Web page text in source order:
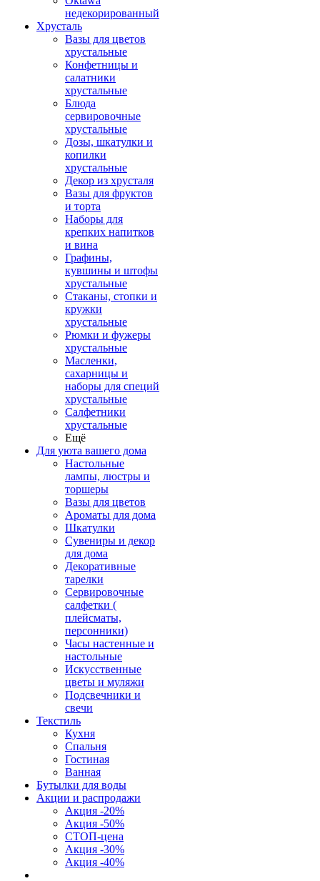
недекорированный
Хрусталь
Вазы для цветов
хрустальные
Конфетницы и
салатники
хрустальные
Блюда
сервировочные
хрустальные
Дозы, шкатулки и
копилки
хрустальные
Декор из хрусталя
Вазы для фруктов
и торта
Наборы для
крепких напитков
и вина
Графины,
кувшины и штофы
хрустальные
Стаканы, стопки и
кружки
хрустальные
Рюмки и фужеры
хрустальные
Масленки,
сахарницы и
наборы для специй
хрустальные
Салфетники
хрустальные
Ещё
Для уюта вашего дома
Настольные
лампы, люстры и
торшеры
Вазы для цветов
Ароматы для дома
Шкатулки
Сувениры и декор
для дома
Декоративные
тарелки
Сервировочные
салфетки (
плейсматы,
персонники)
Часы настенные и
настольные
Искусственные
цветы и муляжи
Подсвечники и
свечи
Текстиль
Кухня
Спальня
Гостиная
Ванная
Бутылки для воды
Акции и распродажи
Акция -20%
Акция -50%
СТОП-цена
Акция -30%
Акция -40%